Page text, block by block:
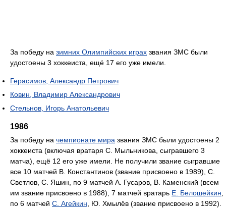
За победу на зимних Олимпийских играх звания ЗМС были
удостоены 3 хоккеиста, ещё 17 его уже имели.
Герасимов, Александр Петрович
Ковин, Владимир Александрович
Стельнов, Игорь Анатольевич
1986
За победу на чемпионате мира звания ЗМС были удостоены 2
хоккеиста (включая вратаря С. Мыльникова, сыгравшего 3
матча), ещё 12 его уже имели. Не получили звание сыгравшие
все 10 матчей В. Константинов (звание присвоено в 1989), С.
Светлов, С. Яшин, по 9 матчей А. Гусаров, В. Каменский (всем
им звание присвоено в 1988), 7 матчей вратарь Е. Белошейкин
по 6 матчей С. Агейкин , Ю. Хмылёв (звание присвоено в 1992).